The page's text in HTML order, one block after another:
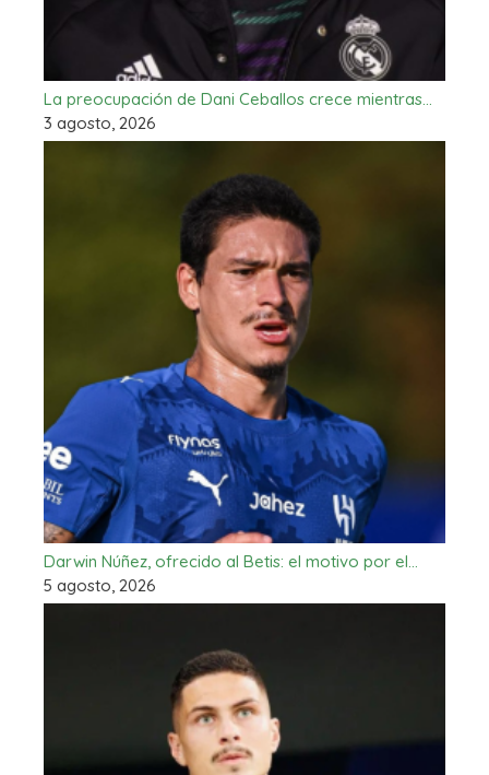
La preocupación de Dani Ceballos crece mientras…
3 agosto, 2026
Darwin Núñez, ofrecido al Betis: el motivo por el…
5 agosto, 2026